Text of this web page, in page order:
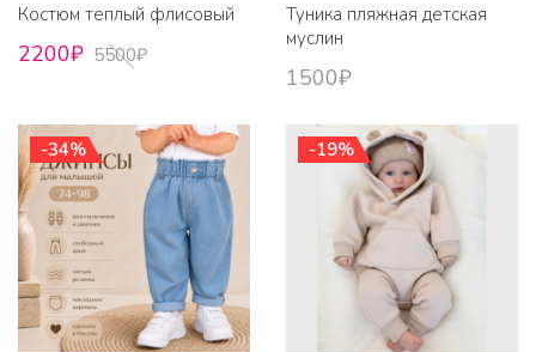
Костюм теплый флисовый
2200₽ 5500₽
Туника пляжная детская
муслин
1500₽
-34% -19%